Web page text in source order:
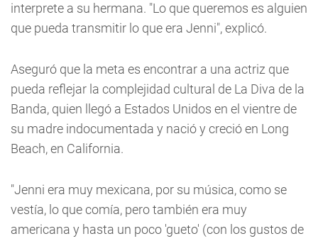
interprete a su hermana. "Lo que queremos es alguien
que pueda transmitir lo que era Jenni", explicó.
Aseguró que la meta es encontrar a una actriz que
pueda reflejar la complejidad cultural de La Diva de la
Banda, quien llegó a Estados Unidos en el vientre de
su madre indocumentada y nació y creció en Long
Beach, en California.
"Jenni era muy mexicana, por su música, como se
vestía, lo que comía, pero también era muy
americana y hasta un poco 'gueto' (con los gustos de